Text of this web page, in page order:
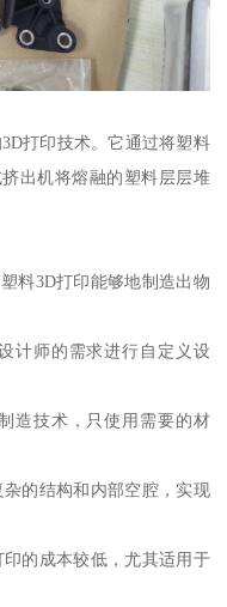
打印技术。它通过将塑料
出机将熔融的塑料层层堆
料3D打印能够地制造出物
计师的需求进行自定义设
造技术，只使用需要的材
的结构和内部空腔，实现
的成本较低，尤其适用于